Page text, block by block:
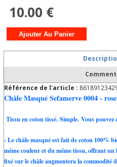
10.00 €
Référence de l'article :
Châle Masqué Sefamerve 0004 - rose
Tissu en coton tissé. Simple. Vous
- Le châle masqué est fait de coton 100%
même couleur et du même tissu, offrant
fixé sur le châle augmentera la commodité